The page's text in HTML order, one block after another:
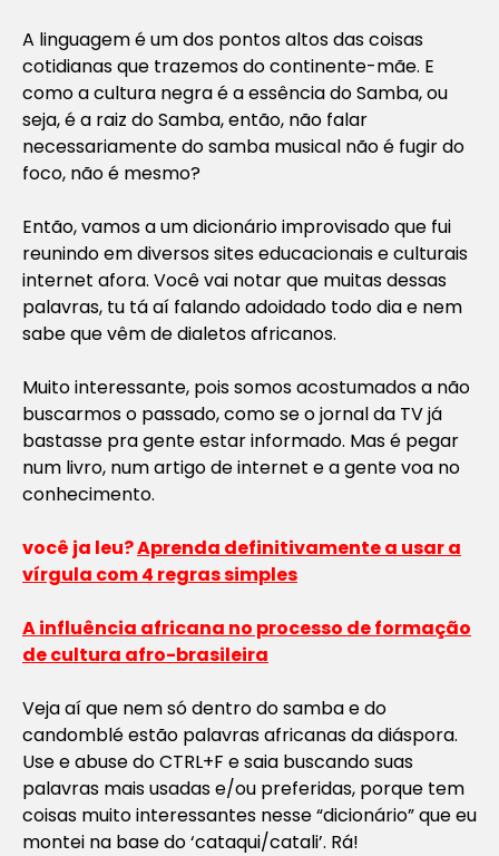
A linguagem é um dos pontos altos das coisas
cotidianas que trazemos do continente-mãe. E
como a cultura negra é a essência do Samba, ou
seja, é a raiz do Samba, então, não falar
necessariamente do samba musical não é fugir do
foco, não é mesmo?
Então, vamos a um dicionário improvisado que fui
reunindo em diversos sites educacionais e culturais
internet afora. Você vai notar que muitas dessas
palavras, tu tá aí falando adoidado todo dia e nem
sabe que vêm de dialetos africanos.
Muito interessante, pois somos acostumados a não
buscarmos o passado, como se o jornal da TV já
bastasse pra gente estar informado. Mas é pegar
num livro, num artigo de internet e a gente voa no
conhecimento.
você ja leu?Aprenda definitivamente a usar a
vírgula com 4 regras simples
A influência africana no processo de formação
de cultura afro-brasileira
Veja aí que nem só dentro do samba e do
candomblé estão palavras africanas da diáspora.
Use e abuse do CTRL+F e saia buscando suas
palavras mais usadas e/ou preferidas, porque tem
coisas muito interessantes nesse “dicionário” que eu
montei na base do ‘cataqui/catali’. Rá!